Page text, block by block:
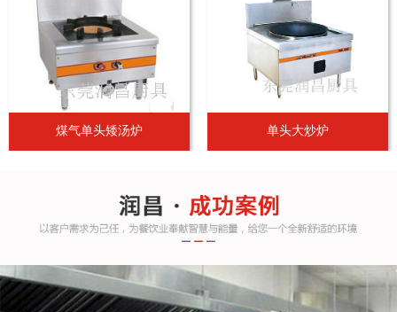
煤气单头矮汤炉 单头大炒炉